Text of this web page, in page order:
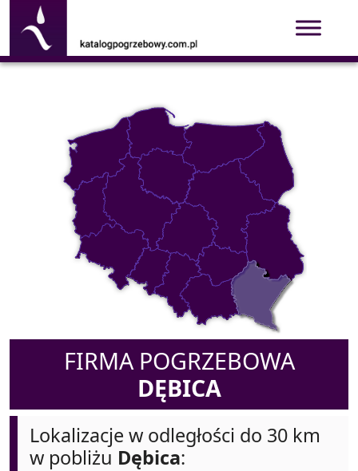
FIRMA POGRZEBOWA
DĘBICA
Lokalizacje w odległości do 30 km
w pobliżu Dębica: